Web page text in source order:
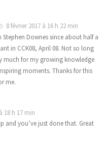
8 février 2017 à 16 h 22 min
Downes since about half a
in CCK08, April 08. Not so long
much for my growing knowledge
moments. Thanks for this
me.
18 h 17 min
and you’ve just done that. Great